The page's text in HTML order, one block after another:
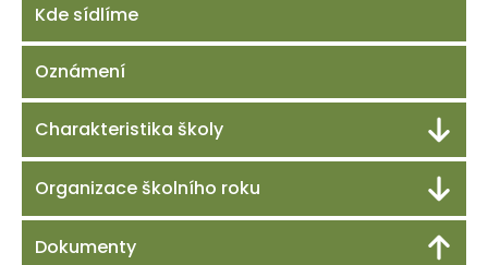
Kde sídlíme
Oznámení
Charakteristika školy
Organizace školního roku
Dokumenty